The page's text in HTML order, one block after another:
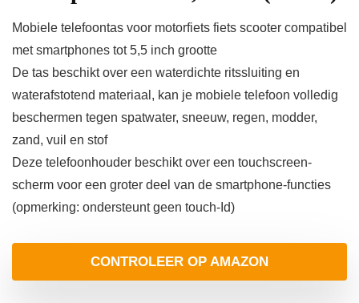
Mobiele telefoontas voor motorfiets fiets scooter compatibel
met smartphones tot 5,5 inch grootte
De tas beschikt over een waterdichte ritssluiting en
waterafstotend materiaal, kan je mobiele telefoon volledig
beschermen tegen spatwater, sneeuw, regen, modder,
zand, vuil en stof
Deze telefoonhouder beschikt over een touchscreen-
scherm voor een groter deel van de smartphone-functies
(opmerking: ondersteunt geen touch-Id)
CONTROLEER OP AMAZON